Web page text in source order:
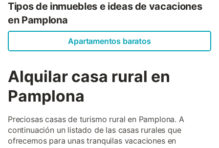
Tipos de inmuebles e ideas de vacaciones
en Pamplona
Apartamentos baratos
Alquilar casa rural en
Pamplona
Preciosas casas de turismo rural en Pamplona. A
continuación un listado de las casas rurales que
ofrecemos para unas tranquilas vacaciones en